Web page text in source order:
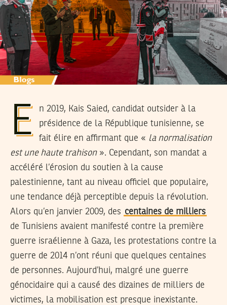
E
n 2019, Kais Saied, candidat outsider à la
présidence de la République tunisienne, se
fait élire en affirmant que « la normalisation
est une haute trahison». Cependant, son mandat a
accéléré l’érosion du soutien à la cause
palestinienne, tant au niveau officiel que populaire,
une tendance déjà perceptible depuis la révolution.
Alors qu’en janvier 2009, des centaines de milliers
de Tunisiens avaient manifesté contre la première
guerre israélienne à Gaza, les protestations contre la
guerre de 2014 n’ont réuni que quelques centaines
de personnes. Aujourd’hui, malgré une guerre
génocidaire qui a causé des dizaines de milliers de
victimes, la mobilisation est presque inexistante.